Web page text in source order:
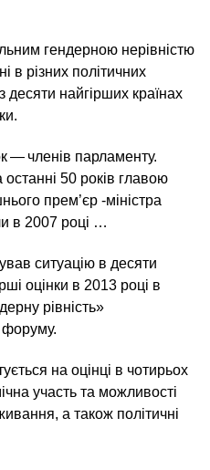
гендерною нерівністю
в різних політичних
десяти найгірших країнах
— членів парламенту.
останні 50 років главою
прем’єр ‑міністра
в 2007 році …
ситуацію в десяти
оцінки в 2013 році в
рівність»
форуму.
на оцінці в чотирьох
участь та можливості
а також політичні